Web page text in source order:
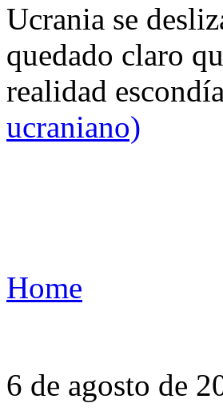
Ucrania se
quedado claro
realidad
ucraniano)
Home
6 de agosto de